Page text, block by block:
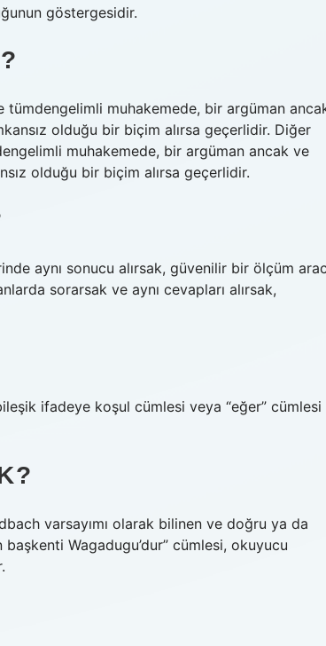
göstergesidir.
tümdengelimli muhakemede, bir argüman
olduğu bir biçim alırsa geçerlidir. Diğer
muhakemede, bir argüman ancak ve
olduğu bir biçim alırsa geçerlidir.
aynı sonucu alırsak, güvenilir bir ölçüm
sorarsak ve aynı cevapları alırsak,
ifadeye koşul cümlesi veya “eğer” cümlesi
varsayımı olarak bilinen ve doğru ya da
başkenti Wagadugu’dur” cümlesi, okuyucu